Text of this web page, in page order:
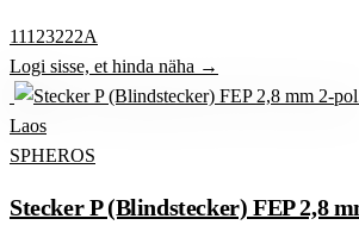
11123222A
Logi sisse, et hinda näha →
Laos
SPHEROS
Stecker P (Blindstecker) FEP 2,8